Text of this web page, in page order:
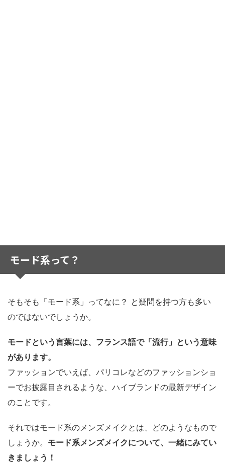
モード系って？
そもそも「モード系」ってなに？ と疑問を持つ方も多い
のではないでしょうか。
モードという言葉には、フランス語で「流行」という意味
があります。
ファッションでいえば、パリコレなどのファッションショ
ーでお披露目されるような、ハイブランドの最新デザイン
のことです。
それではモード系のメンズメイクとは、どのようなもので
しょうか。 モード系メンズメイクについて、一緒にみてい
きましょう！